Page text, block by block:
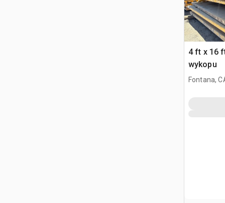
4 ft x 16
wykopu
Fontana,